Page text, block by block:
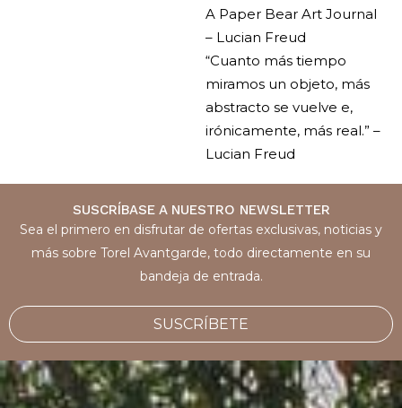
A Paper Bear Art Journal
– Lucian Freud
“Cuanto más tiempo
miramos un objeto, más
abstracto se vuelve e,
irónicamente, más real.” –
Lucian Freud
SUSCRÍBASE A NUESTRO NEWSLETTER
Sea el primero en disfrutar de ofertas exclusivas, noticias y
más sobre Torel Avantgarde, todo directamente en su
bandeja de entrada.
SUSCRÍBETE